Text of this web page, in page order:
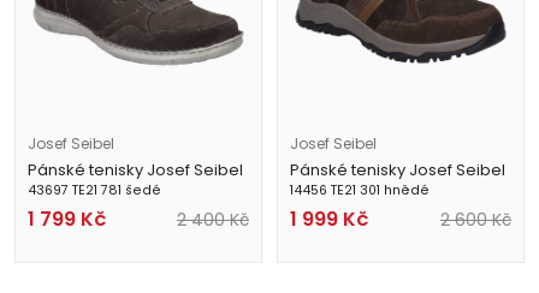
Josef Seibel
Pánské tenisky Josef Seibel
43697 TE21 781 šedé
1 799 Kč 2 400Kč
Josef Seibel
Pánské tenisky Josef Seibel
14456 TE21 301 hnědé
1 999 Kč 2 600Kč